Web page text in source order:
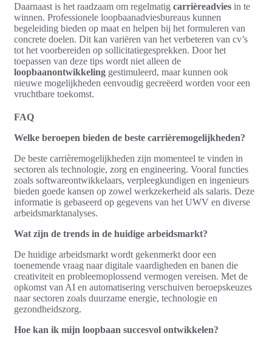
Daarnaast is het raadzaam om regelmatig carrièreadvies in te
winnen. Professionele loopbaanadviesbureaus kunnen
begeleiding bieden op maat en helpen bij het formuleren van
concrete doelen. Dit kan variëren van het verbeteren van cv’s
tot het voorbereiden op sollicitatiegesprekken. Door het
toepassen van deze tips wordt niet alleen de
loopbaanontwikkeling gestimuleerd, maar kunnen ook
nieuwe mogelijkheden eenvoudig gecreëerd worden voor een
vruchtbare toekomst.
FAQ
Welke beroepen bieden de beste carrièremogelijkheden?
De beste carrièremogelijkheden zijn momenteel te vinden in
sectoren als technologie, zorg en engineering. Vooral functies
zoals softwareontwikkelaars, verpleegkundigen en ingenieurs
bieden goede kansen op zowel werkzekerheid als salaris. Deze
informatie is gebaseerd op gegevens van het UWV en diverse
arbeidsmarktanalyses.
Wat zijn de trends in de huidige arbeidsmarkt?
De huidige arbeidsmarkt wordt gekenmerkt door een
toenemende vraag naar digitale vaardigheden en banen die
creativiteit en probleemoplossend vermogen vereisen. Met de
opkomst van AI en automatisering verschuiven beroepskeuzes
naar sectoren zoals duurzame energie, technologie en
gezondheidszorg.
Hoe kan ik mijn loopbaan succesvol ontwikkelen?